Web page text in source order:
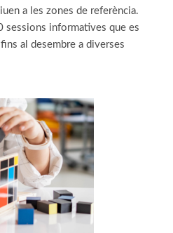
a les zones de referència.
sessions informatives que es
al desembre a diverses